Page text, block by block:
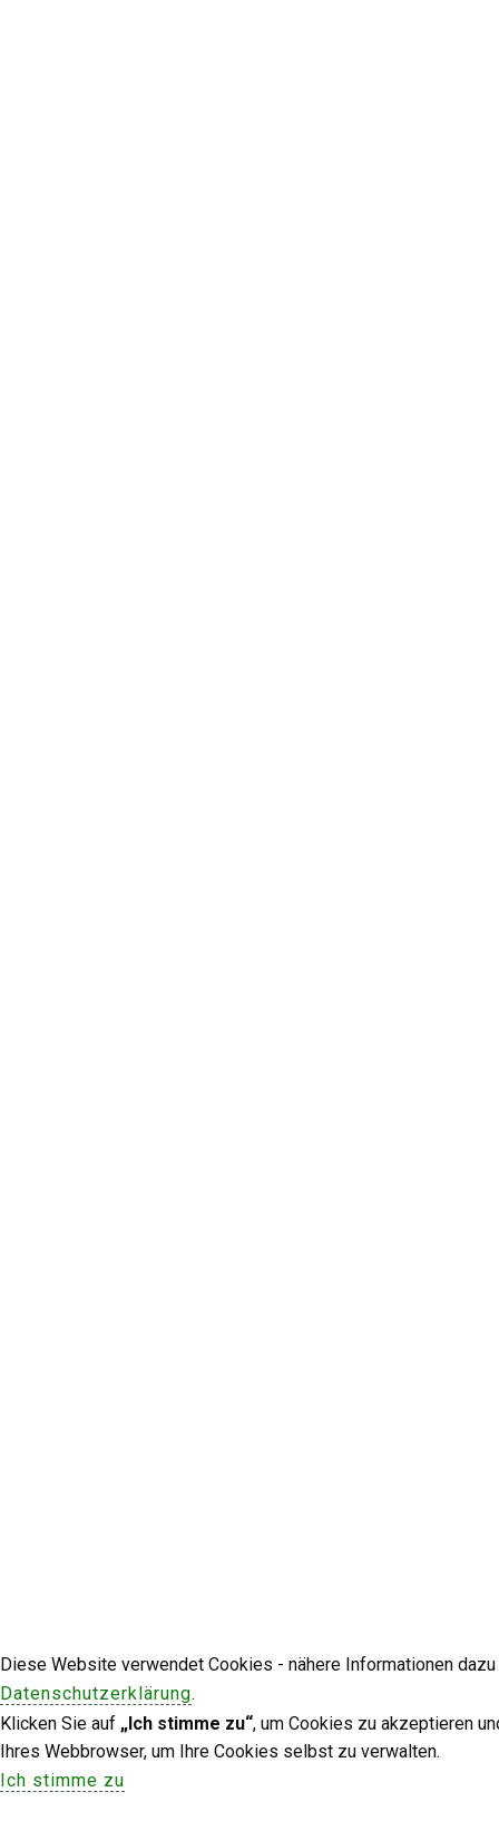
Diese Website verwendet Cookies - nähere Informationen
Datenschutzerklärung.
Klicken Sie auf „Ich stimme zu“, um Cookies zu akzeptieren
Ihres Webbrowser, um Ihre Cookies selbst zu verwalten.
Ich stimme zu